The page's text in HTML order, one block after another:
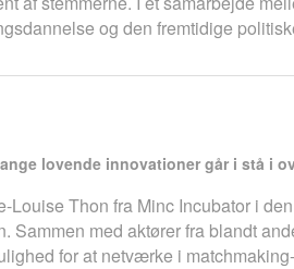
og den fremtidige
lovende innovationer går i stå i
Louise Thon fra Minc Incubator i
Sammen med aktører fra blandt
for at netværke i